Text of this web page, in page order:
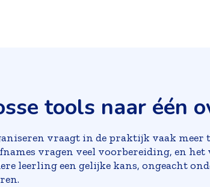
tools naar één
vraagt in de praktijk vaak
vragen veel voorbereiding, en
leerling een gelijke kans, ongeacht